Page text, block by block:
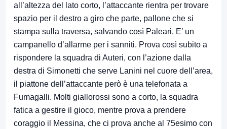
all’altezza del lato corto, l’attaccante rientra per trovare
spazio per il destro a giro che parte, pallone che si
stampa sulla traversa, salvando così Paleari. E’ un
campanello d’allarme per i sanniti. Prova così subito a
rispondere la squadra di Auteri, con l’azione dalla
destra di Simonetti che serve Lanini nel cuore dell’area,
il piattone dell’attaccante però è una telefonata a
Fumagalli. Molti giallorossi sono a corto, la squadra
fatica a gestire il gioco, mentre prova a prendere
coraggio il Messina, che ci prova anche al 75esimo con